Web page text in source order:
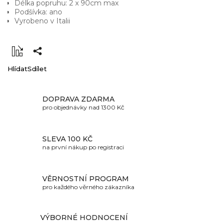
Délka popruhu: 2 x 90cm max
Podšívka: ano
Vyrobeno v Italii
HlídatSdílet
DOPRAVA ZDARMA
pro objednávky nad 1300 Kč
SLEVA 100 KČ
na první nákup po registraci
VĚRNOSTNÍ PROGRAM
pro každého věrného zákazníka
VÝBORNÉ HODNOCENÍ